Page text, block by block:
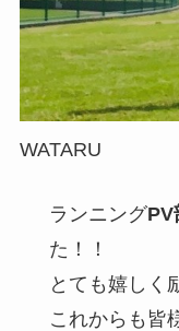
WATARU
ランニングPV
た！！
とても嬉しく
これからも皆